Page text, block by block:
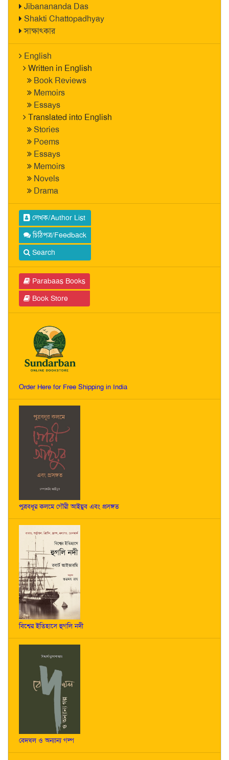
Jibanananda Das
Shakti Chattopadhyay
সাক্ষাৎকার
English
Written in English
Book Reviews
Memoirs
Essays
Translated into English
Stories
Poems
Essays
Memoirs
Novels
Drama
লেখক/Author List
চিঠিপত্র/Feedback
Search
Parabaas Books
Book Store
Order Here for Free Shipping in India
পুত্রবধূর কলমে গৌরী আইয়ুব এবং প্রসঙ্গত
বিশ্বের ইতিহাসে হুগলি নদী
বেদখল ও অন্যান্য গল্প